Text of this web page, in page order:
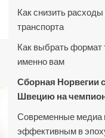
Как снизить
транспорта
Как выбрать формат
именно вам
Сборная Норвегии
Швецию на
Современные медиа
эффективным в